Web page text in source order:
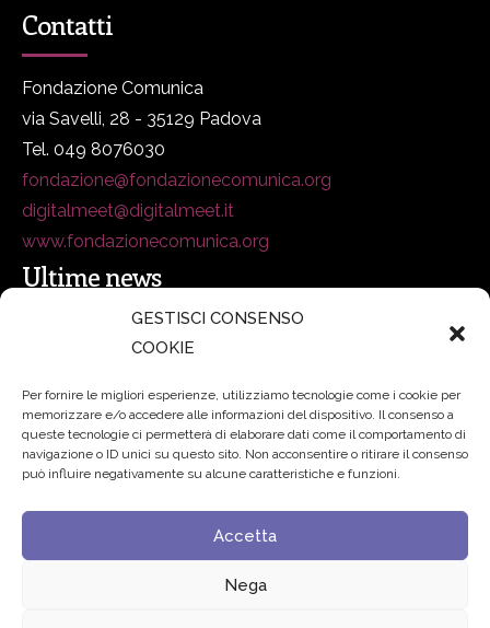
GESTISCI CONSENSO
COOKIE
Per fornire le migliori esperienze, utilizziamo tecnologie come i cookie per
memorizzare e/o accedere alle informazioni del dispositivo. Il consenso a
queste tecnologie ci permetterà di elaborare dati come il comportamento di
navigazione o ID unici su questo sito. Non acconsentire o ritirare il consenso
può influire negativamente su alcune caratteristiche e funzioni.
Accetta
Nega
Contatti
Fondazione Comunica
via Savelli, 28 - 35129 Padova
Tel. 049 8076030
fondazione@fondazionecomunica.org
digitalmeet@digitalmeet.it
www.fondazionecomunica.org
Ultime news
secsolutionforum 2026: è Bologna la nuova capitale
Padre Benanti: «Intelligenza artificiale? Contro i nuovi
algoritmi del potere serve una governance condivisa»
Edvance – Digital Education Hub Higher Education